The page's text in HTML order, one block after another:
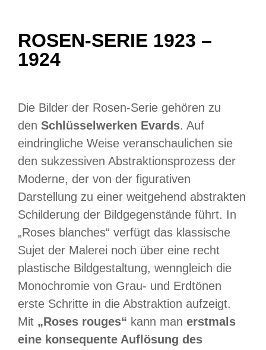
ROSEN-SERIE 1923 –
1924
Die Bilder der Rosen-Serie gehören zu
den Schlüsselwerken Evards. Auf
eindringliche Weise veranschaulichen sie
den sukzessiven Abstraktionsprozess der
Moderne, der von der figurativen
Darstellung zu einer weitgehend abstrakten
Schilderung der Bildgegenstände führt. In
„Roses blanches“ verfügt das klassische
Sujet der Malerei noch über eine recht
plastische Bildgestaltung, wenngleich die
Monochromie von Grau- und Erdtönen
erste Schritte in die Abstraktion aufzeigt.
Mit „Roses rouges“ kann man erstmals
eine konsequente Auflösung des